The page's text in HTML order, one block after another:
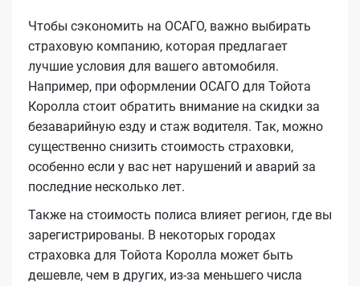
Чтобы сэкономить на ОСАГО, важно выбирать
страховую компанию, которая предлагает
лучшие условия для вашего автомобиля.
Например, при оформлении ОСАГО для Тойота
Королла стоит обратить внимание на скидки за
безаварийную езду и стаж водителя. Так, можно
существенно снизить стоимость страховки,
особенно если у вас нет нарушений и аварий за
последние несколько лет.
Также на стоимость полиса влияет регион, где вы
зарегистрированы. В некоторых городах
страховка для Тойота Королла может быть
дешевле, чем в других, из-за меньшего числа